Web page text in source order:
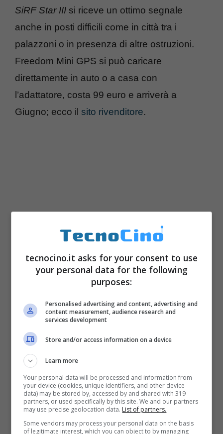
SiRF Star III si riceve un ottimo segnale
anche in posti difficili come in città tra i
palazzoni o in presenza di altre ostruzioni.
Freedom Mini GPS si può caricare
direttamente in auto o a casa con
l’adattatore, costa 99 euro e arriverà a
Giugno; ecco il sito rivenditore.
tecnocino.it asks for your consent to use
your personal data for the following
purposes:
Personalised advertising and content, advertising and
content measurement, audience research and
services development
Store and/or access information on a device
Learn more
Your personal data will be processed and information from
your device (cookies, unique identifiers, and other device
data) may be stored by, accessed by and shared with 319
partners, or used specifically by this site. We and our partners
may use precise geolocation data. List of partners.
Some vendors may process your personal data on the basis
of legitimate interest, which you can object to by managing